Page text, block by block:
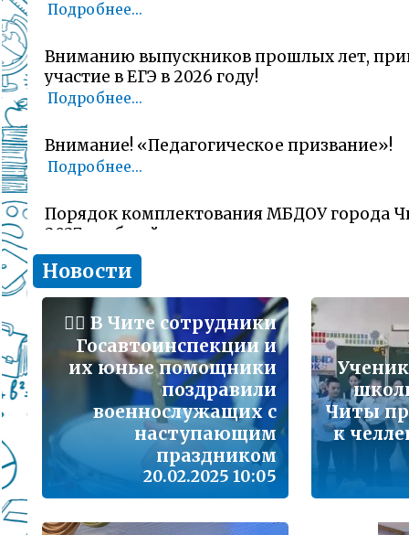
Подробнее...
Вниманию выпускников прошлых лет,
участие в ЕГЭ в 2026 году!
Подробнее...
Внимание! «Педагогическое призвание»!
Подробнее...
Порядок комплектования МБДОУ города
2027 учебный год
Подробнее...
Комитет образования Читы напоминает о
заявлений об участии в ГИА-11 (ЕГЭ)
Подробнее...
В сезон гриппа и острых респираторных
наша с Вами общая задача – не допустить
заболеваемости
Подробнее...
Лицам, желающим сдать единый
(далее ЕГЭ) в 2026 году
Новости
👮‍♂️ В Чите сотрудники
Госавтоинспекции и
их юные помощники
поздравили
военнослужащих с
наступающим
праздником
20.02.2025 10:05
Читы
к